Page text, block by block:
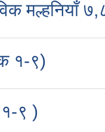
मल्हनियाँ
१-९)
१-९ )